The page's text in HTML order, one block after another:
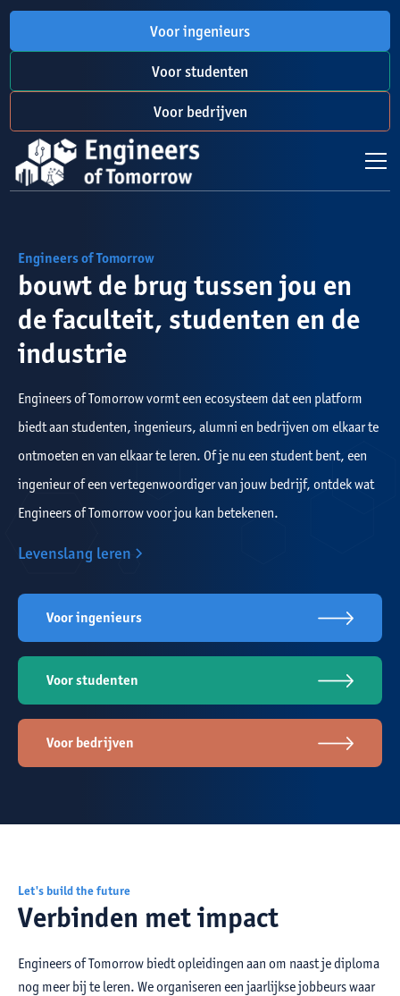
Voor ingenieurs
Voor studenten
Voor bedrijven
Engineers of Tomorrow
bouwt de brug tussen jou en
de faculteit, studenten en de
industrie
Engineers of Tomorrow vormt een ecosysteem dat een platform
biedt aan studenten, ingenieurs, alumni en bedrijven om elkaar te
ontmoeten en van elkaar te leren. Of je nu een student bent, een
ingenieur of een vertegenwoordiger van jouw bedrijf, ontdek wat
Engineers of Tomorrow voor jou kan betekenen.
Levenslang leren
Voor ingenieurs
Voor studenten
Voor bedrijven
Let's build the future
Verbinden met impact
Engineers of Tomorrow biedt opleidingen aan om naast je diploma
nog meer bij te leren. We organiseren een jaarlijkse jobbeurs waar